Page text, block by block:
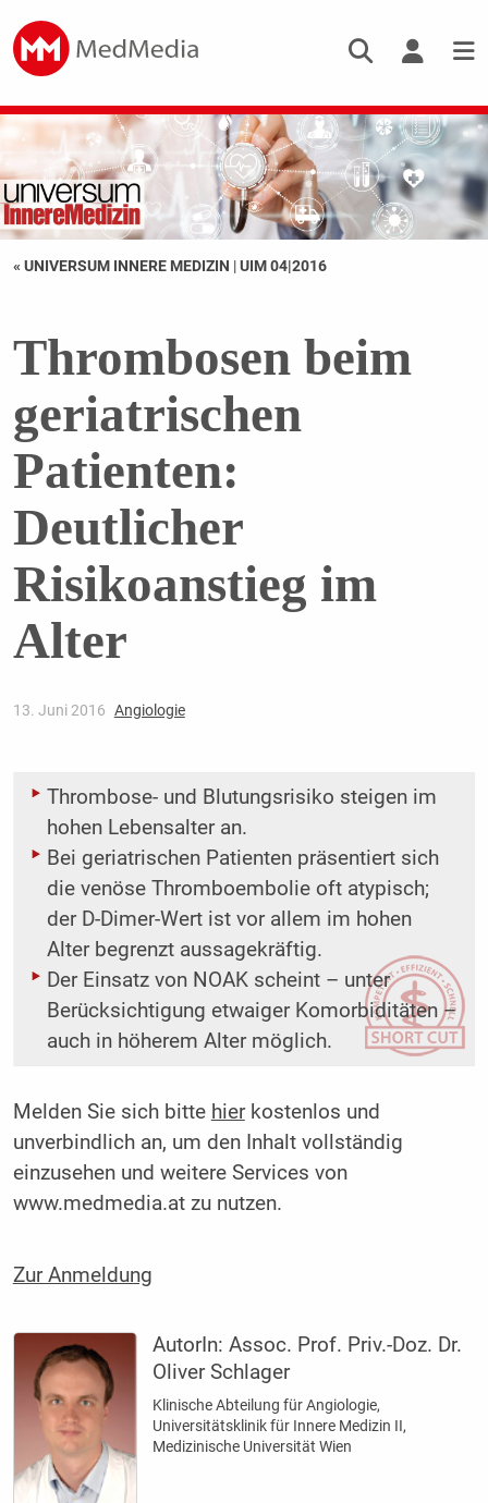
« UNIVERSUM INNERE MEDIZIN |UIM 04|2016
Thrombosen beim
geriatrischen
Patienten:
Deutlicher
Risikoanstieg im
Alter
13. Juni 2016 Angiologie
Thrombose- und Blutungsrisiko steigen im
hohen Lebensalter an.
Bei geriatrischen Patienten präsentiert sich
die venöse Thromboembolie oft atypisch;
der D-Dimer-Wert ist vor allem im hohen
Alter begrenzt aussagekräftig.
Der Einsatz von NOAK scheint – unter
Berücksichtigung etwaiger Komorbiditäten –
auch in höherem Alter möglich.
Melden Sie sich bitte hierkostenlos und
unverbindlich an, um den Inhalt vollständig
einzusehen und weitere Services von
www.medmedia.at zu nutzen.
Zur Anmeldung
AutorIn:Assoc. Prof. Priv.-Doz. Dr.
Oliver Schlager
Klinische Abteilung für Angiologie,
Universitätsklinik für Innere Medizin II,
Medizinische Universität Wien